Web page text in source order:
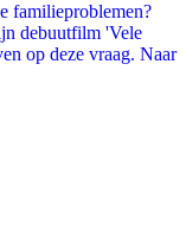
familieproblemen?
debuutfilm 'Vele
op deze vraag. Naar